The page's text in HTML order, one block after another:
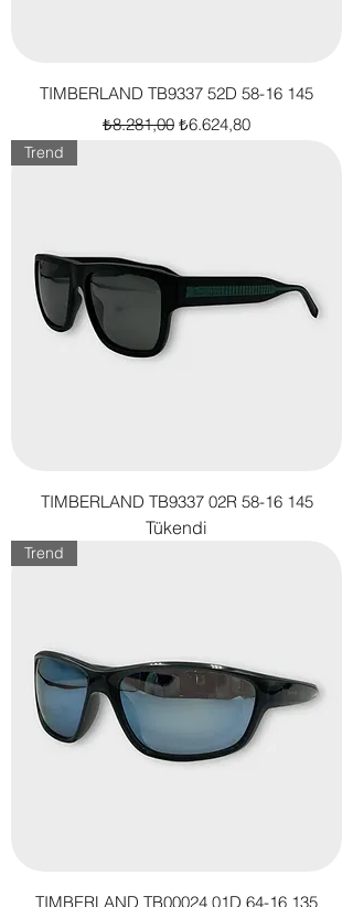
TIMBERLAND TB9337 52D 58-16 145
Normal Fiyat
₺8.281,00 İndirimli Fiyat
₺6.624,80
Trend
TIMBERLAND TB9337 02R 58-16 145
Tükendi
Trend
TIMBERLAND TB00024 01D 64-16 135